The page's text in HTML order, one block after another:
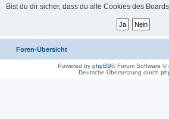
Bist du dir sicher, dass du alle Cookies des
Foren-Übersicht
Powered by phpBB® Forum Software ©
Deutsche Übersetzung durch